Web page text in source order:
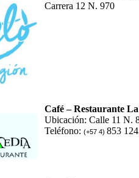
Carrera 12 N. 970
Café – Restaurante
Ubicación: Calle 11 N.
Teléfono:(+57 4)853